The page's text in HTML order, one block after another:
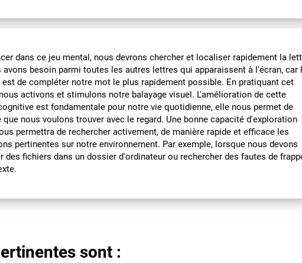
dans ce jeu mental, nous devrons chercher et localiser rapidement la
avons besoin parmi toutes les autres lettres qui apparaissent à l'écran, car
est de compléter notre mot le plus rapidement possible. En pratiquant cet
activons et stimulons notre balayage visuel. L'amélioration de cette
est fondamentale pour notre vie quotidienne, elle nous permet de
que nous voulons trouver avec le regard. Une bonne capacité d'exploration
permettra de rechercher activement, de manière rapide et efficace les
pertinentes sur notre environnement. Par exemple, lorsque nous devons
des fichiers dans un dossier d'ordinateur ou rechercher des fautes de
sont :